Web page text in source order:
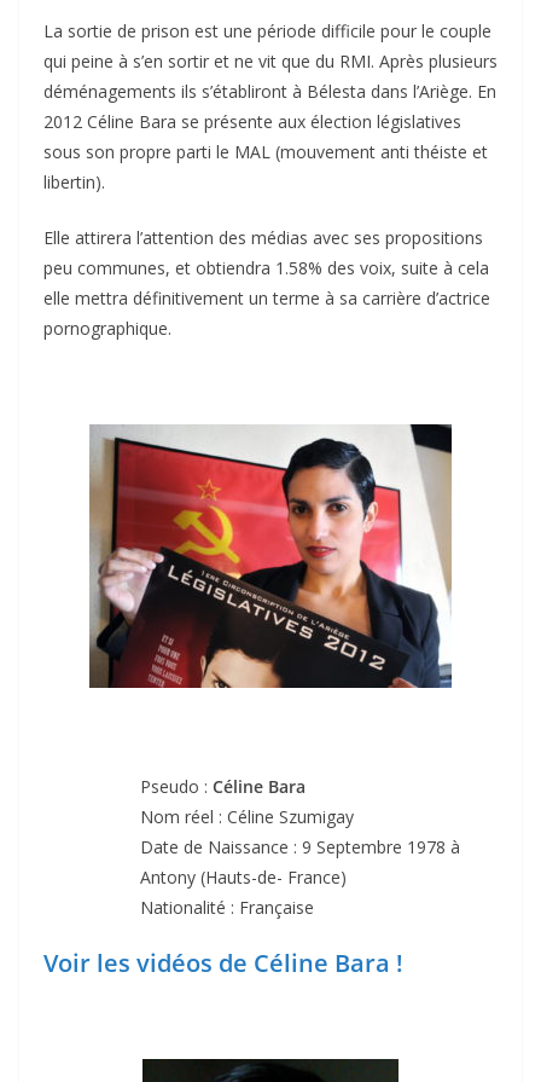
La sortie de prison est une période difficile pour le couple
qui peine à s’en sortir et ne vit que du RMI. Après plusieurs
déménagements ils s’établiront à Bélesta dans l’Ariège. En
2012 Céline Bara se présente aux élection législatives
sous son propre parti le MAL (mouvement anti théiste et
libertin).
Elle attirera l’attention des médias avec ses propositions
peu communes, et obtiendra 1.58% des voix, suite à cela
elle mettra définitivement un terme à sa carrière d’actrice
pornographique.
Pseudo : Céline Bara
Nom réel : Céline Szumigay
Date de Naissance : 9 Septembre 1978 à
Antony (Hauts-de- France)
Nationalité : Française
Voir les vidéos de Céline Bara !